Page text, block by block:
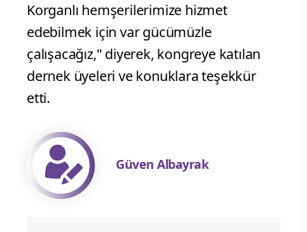
Korganlı hemşerilerimize hizmet
edebilmek için var gücümüzle
çalışacağız," diyerek, kongreye katılan
dernek üyeleri ve konuklara teşekkür
etti.
Güven Albayrak